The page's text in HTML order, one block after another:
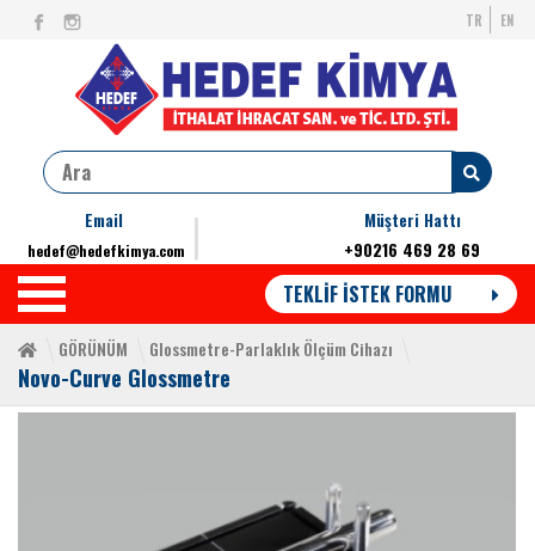
TR EN
Müşteri Hattı
+90216 469 28 69
Email
hedef@hedefkimya.com
TEKLİF İSTEK FORMU
GÖRÜNÜM Glossmetre-Parlaklık Ölçüm Cihazı
Novo-Curve Glossmetre